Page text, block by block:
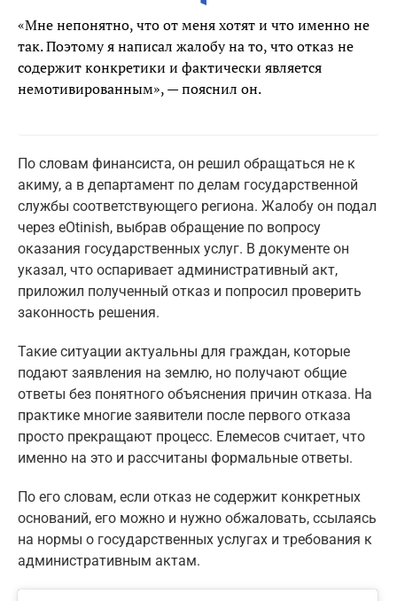
«Мне непонятно, что от меня хотят и что именно не
так. Поэтому я написал жалобу на то, что отказ не
содержит конкретики и фактически является
немотивированным», — пояснил он.
По словам финансиста, он решил обращаться не к
акиму, а в департамент по делам государственной
службы соответствующего региона. Жалобу он подал
через eOtinish, выбрав обращение по вопросу
оказания государственных услуг. В документе он
указал, что оспаривает административный акт,
приложил полученный отказ и попросил проверить
законность решения.
Такие ситуации актуальны для граждан, которые
подают заявления на землю, но получают общие
ответы без понятного объяснения причин отказа. На
практике многие заявители после первого отказа
просто прекращают процесс. Елемесов считает, что
именно на это и рассчитаны формальные ответы.
По его словам, если отказ не содержит конкретных
оснований, его можно и нужно обжаловать, ссылаясь
на нормы о государственных услугах и требования к
административным актам.